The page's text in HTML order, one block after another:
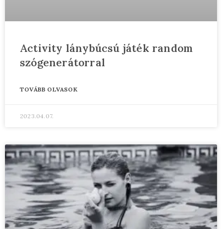
Activity lánybúcsú játék random
szógenerátorral
TOVÁBB OLVASOK
2023.04.07.